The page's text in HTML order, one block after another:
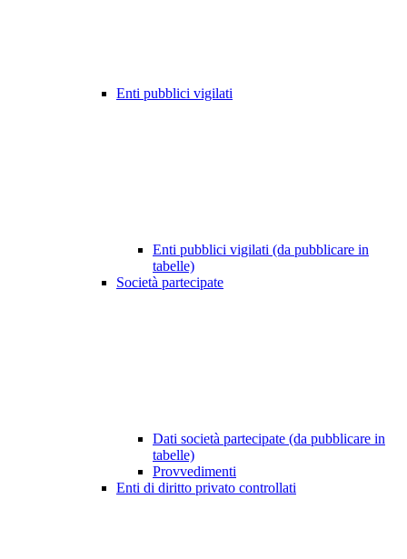
Enti pubblici vigilati
Enti pubblici vigilati (da pubblicare in
tabelle)
Società partecipate
Dati società partecipate (da pubblicare in
tabelle)
Provvedimenti
Enti di diritto privato controllati